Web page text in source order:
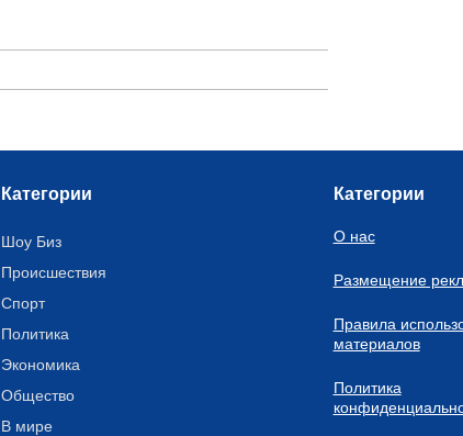
Категории
Шоу Биз
Происшествия
Спорт
Политика
Экономика
Общество
В мире
Категории
О нас
Размещение
Правила
материалов
Политика